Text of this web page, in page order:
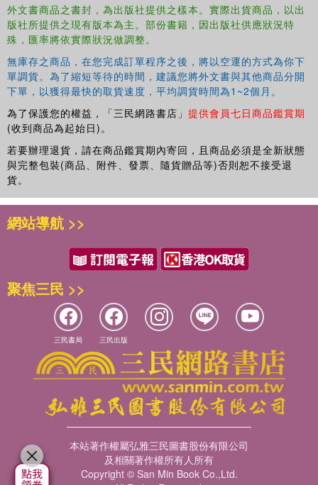
外文書商品之書封，為出版社提供之樣本。實際出貨商品，以出
版社所提供之現有版本為主。部份書籍，因出版社供應狀況特
殊，匯率將依實際狀況做調整。
無庫存之商品，在您完成訂單程序之後，將以空運的方式為你下
單調貨。為了縮短等待的時間，建議您將外文書與其他商品分開
下單，以獲得最快的取貨速度，平均調貨時間為1~2個月。
為了保護您的權益，「三民網路書店」 提供會員七日商品鑑賞期
(收到商品為起始日)。
若要辦理退貨，請在商品鑑賞期內寄回，且商品必須是全新狀態
與完整包裝(商品、附件、發票、隨貨贈品等)否則恕不接受退
貨。
網站導航 >>
聚焦三民 >>
三民書局 三民出版
本站著作權屬弘雅三民圖書股份有限公司
及相關著作權所有人所有
Copyright © San Min Book Co.,Ltd.